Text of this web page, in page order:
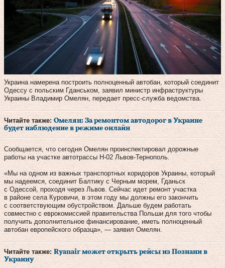
Украина намерена построить полноценный автобан, который соединит
Одессу с польским Гданськом, заявил министр инфраструктуры
Украины Владимир Омелян, передает пресс-служба ведомства.
Читайте также: Омелян: За ремонтом автодорог в Украине
будет наблюдение в режиме онлайн
Сообщается, что сегодня Омелян проинспектировал дорожные
работы на участке автотрассы Н-02 Львов-Тернополь.
«Мы на одном из важных транспортных коридоров Украины, который
мы надеемся, соединит Балтику с Черным морем, Гданьск
с Одессой, проходя через Львов. Сейчас идет ремонт участка
в районе села Куровичи, в этом году мы должны его закончить
с соответствующим обустройством. Дальше будем работать
совместно с еврокомиссией правительства Польши для того чтобы
получить дополнительное финансирование, иметь полноценный
автобан европейского образца», — заявил Омелян.
Читайте также: Ryanair может открыть рейсы из Познани в
Украину